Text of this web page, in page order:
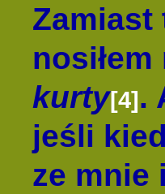
kurty[4].
jeśli
ze mnie